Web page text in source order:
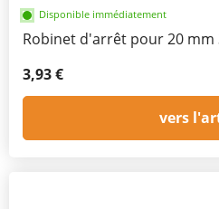
Disponible immédiatement
Robinet d'arrêt pour 20 mm
3,93 €
vers